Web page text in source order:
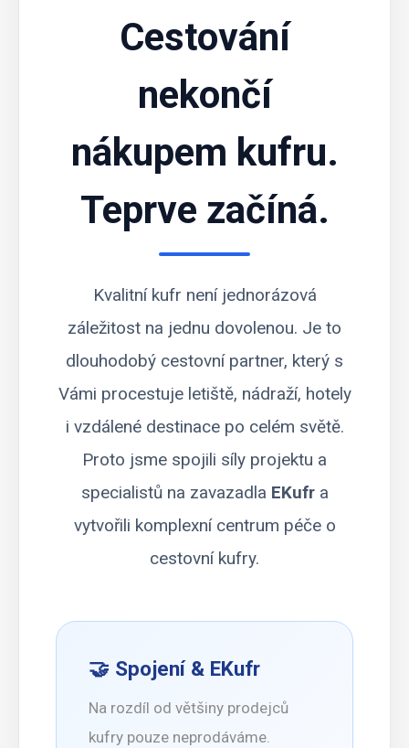
Cestování
nekončí
nákupem kufru.
Teprve začíná.
Kvalitní kufr není jednorázová
záležitost na jednu dovolenou. Je to
dlouhodobý cestovní partner, který s
Vámi procestuje letiště, nádraží, hotely
i vzdálené destinace po celém světě.
Proto jsme spojili síly projektu a
specialistů na zavazadla EKufra
vytvořili komplexní centrum péče o
cestovní kufry.
🤝 Spojení & EKufr
Na rozdíl od většiny prodejců
kufry pouze neprodáváme.